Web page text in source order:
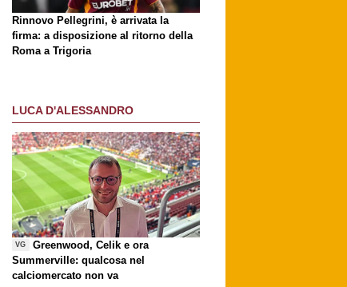
Rinnovo Pellegrini, è arrivata la
firma: a disposizione al ritorno della
Roma a Trigoria
LUCA D'ALESSANDRO
VG
Greenwood, Celik e ora
Summerville: qualcosa nel
calciomercato non va